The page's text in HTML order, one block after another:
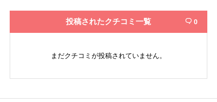
投稿されたクチコミ一覧  0
まだクチコミが投稿されていません。